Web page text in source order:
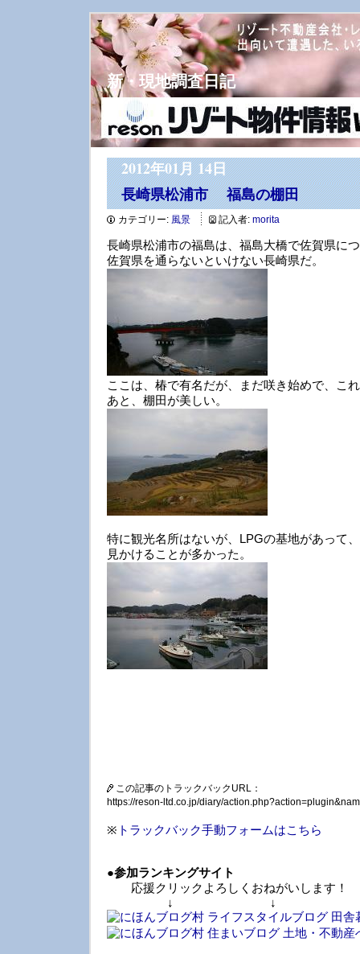
新・現地調査日記
2012年01月 14日
長崎県松浦市 福島の棚田
カテゴリー: 風景 記入者: morita
長崎県松浦市の福島は、福島大橋で佐賀県に
佐賀県を通らないといけない長崎県だ。
ここは、椿で有名だが、まだ咲き始めで、こ
あと、棚田が美しい。
特に観光名所はないが、LPGの基地があって
見かけることが多かった。
この記事のトラックバックURL：
https://reson-ltd.co.jp/diary/
※ トラックバック手動フォームはこちら
●参加ランキングサイト
応援クリックよろしくおねがいします！
↓ ↓